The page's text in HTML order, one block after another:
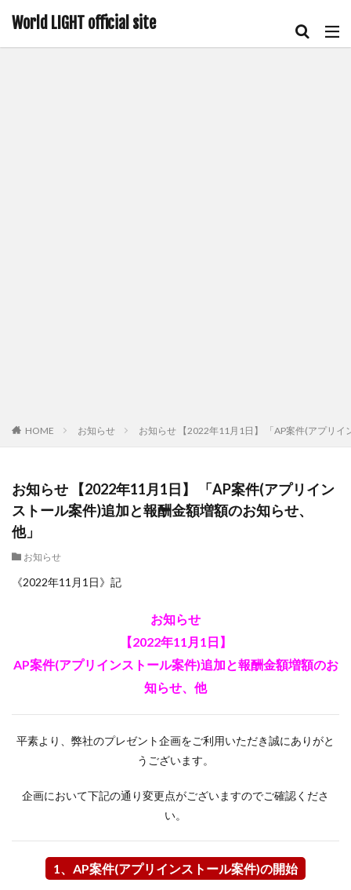
World LIGHT official site
HOME お知らせ お知らせ 【2022年11月1日】 「AP案件(アプリ
お知らせ 【2022年11月1日】 「AP案件(アプリイン
ストール案件)追加と報酬金額増額のお知らせ、
他」
お知らせ
《2022年11月1日》記
お知らせ
【2022年11月1日】
AP案件(アプリインストール案件)追加と報酬金額増額のお
知らせ、他
平素より、弊社のプレゼント企画をご利用いただき誠にありがと
うございます。
企画において下記の通り変更点がございますのでご確認くださ
い。
1、AP案件(アプリインストール案件)の開始